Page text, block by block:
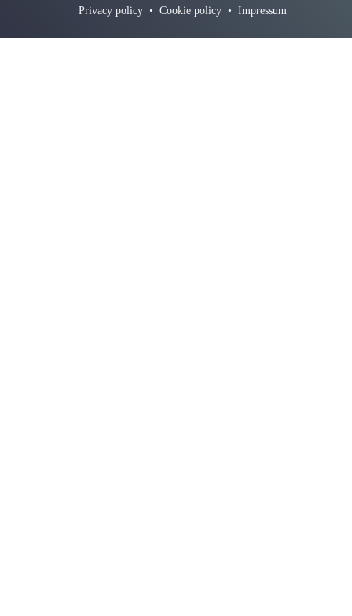
Privacy policy • Cookie policy • Impressum